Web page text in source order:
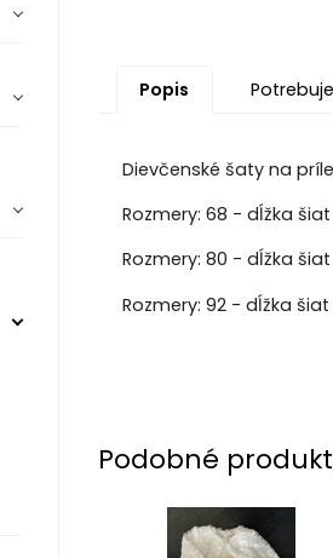
Popis
Dievčenské šaty na
Rozmery: 68 - dĺžka
Rozmery: 80 - dĺžka
Rozmery: 92 - dĺžka
Podobné